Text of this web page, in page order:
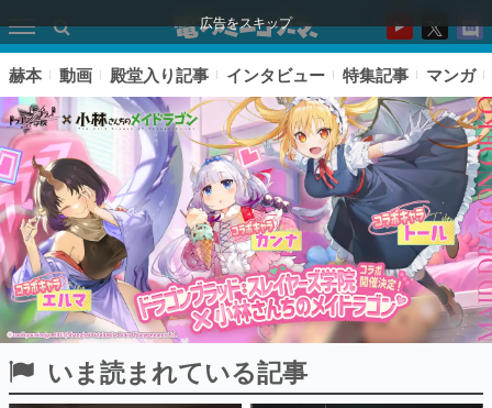
広告をスキップ
ピックアップ
赫本 動画 殿堂入り記事 インタビュー 特集記事 マンガ
いま読まれている記事